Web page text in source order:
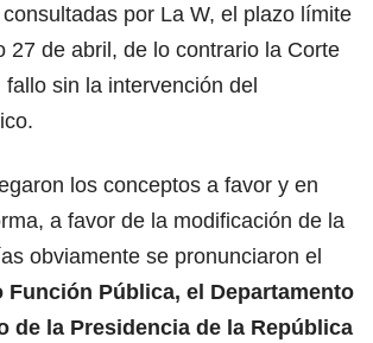
por La W, el plazo límite
27 de abril, de lo contrario la Corte
fallo sin la intervención del
los conceptos a favor y en
a favor de la modificación de la
obviamente se pronunciaron el
Función Pública, el Departamento
de la Presidencia de la República